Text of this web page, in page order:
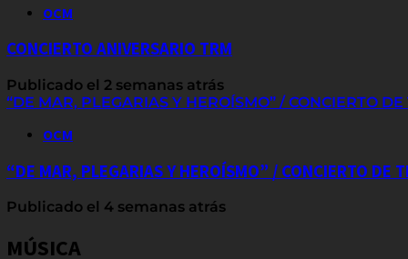
OCM
CONCIERTO ANIVERSARIO TRM
Publicado el 2 semanas atrás
“DE MAR, PLEGARIAS Y HEROÍSMO” / CONCIERTO
OCM
“DE MAR, PLEGARIAS Y HEROÍSMO” / CONCIERTO DE
Publicado el 4 semanas atrás
MÚSICA